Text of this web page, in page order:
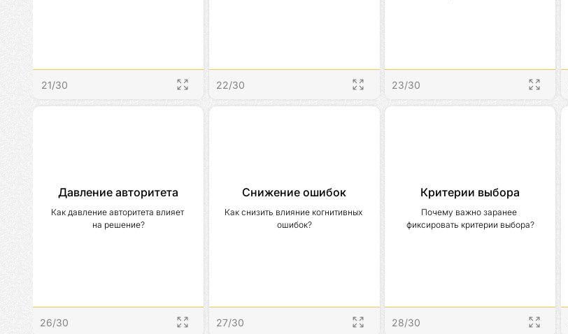
21/30 22/30 23/30
Давление авторитета
Как давление авторитета влияет
на решение?
26/30
Снижение ошибок
Как снизить влияние когнитивных
ошибок?
27/30
Критерии выбора
Почему важно заранее
фиксировать критерии выбора?
28/30